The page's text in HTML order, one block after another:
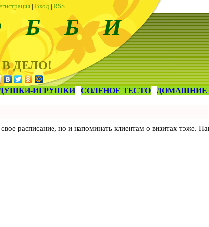
| Вход | RSS
Б Б И
ДЕЛО!
ИГРУШКИ СОЛЕНОЕ ТЕСТО ДОМАШНИЕ
расписание, но и напоминать клиентам о визитах тоже.